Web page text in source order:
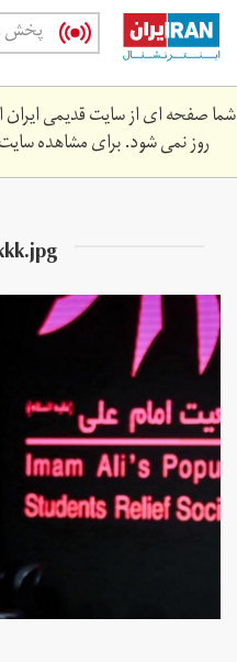
Skip
main
content
پخش
شما صفحه ای از سایت قدیمی ایران
روز نمی شود. برای مشاهده